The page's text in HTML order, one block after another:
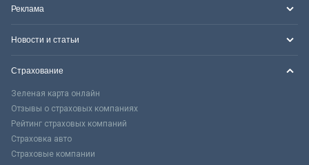
Реклама
Новости и статьи
Страхование
Зеленая карта онлайн
Отзывы о страховых компаниях
Рейтинг страховых компаний
Страховка авто
Страховые компании